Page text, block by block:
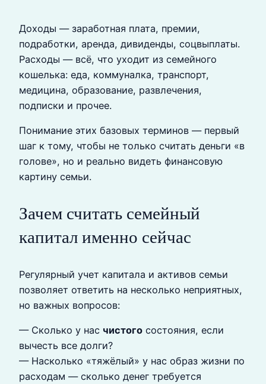
Доходы — заработная плата, премии,
подработки, аренда, дивиденды, соцвыплаты.
Расходы — всё, что уходит из семейного
кошелька: еда, коммуналка, транспорт,
медицина, образование, развлечения,
подписки и прочее.
Понимание этих базовых терминов — первый
шаг к тому, чтобы не только считать деньги «в
голове», но и реально видеть финансовую
картину семьи.
Зачем считать семейный
капитал именно сейчас
Регулярный учет капитала и активов семьи
позволяет ответить на несколько неприятных,
но важных вопросов:
— Сколько у нас чистого состояния, если
вычесть все долги?
— Насколько «тяжёлый» у нас образ жизни по
расходам — сколько денег требуется